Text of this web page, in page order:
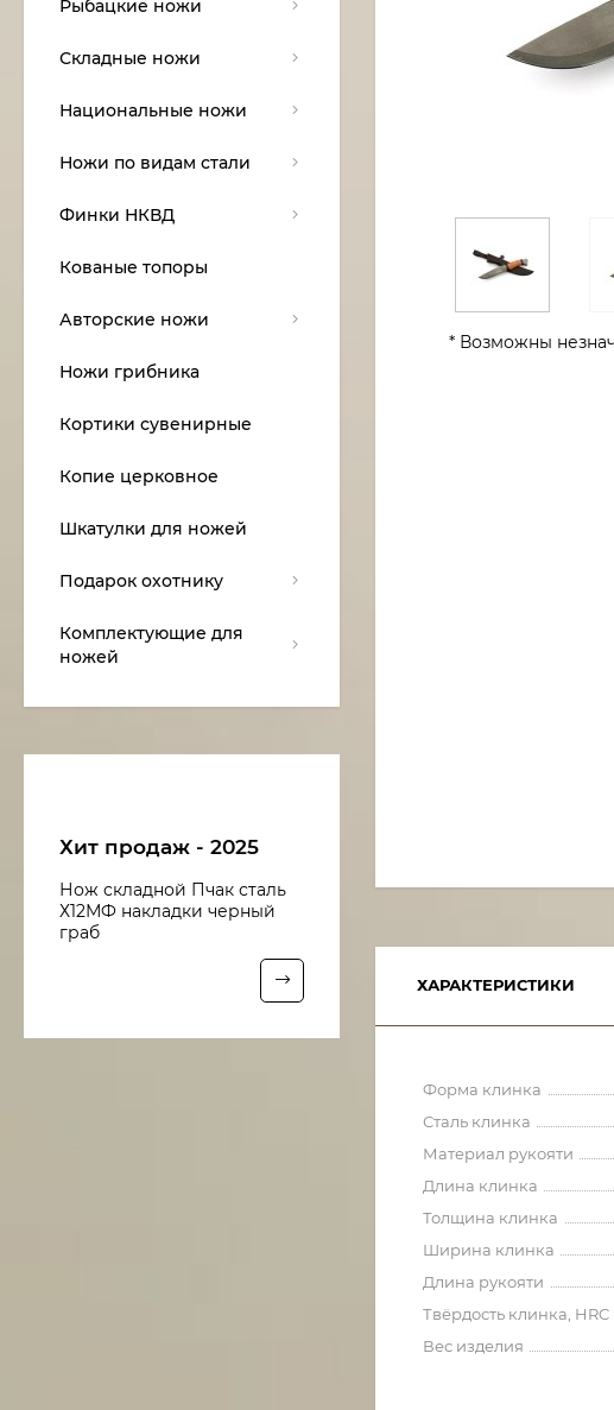
* Возможны
ХАРАКТЕРИСТИКИ
Форма клинка
Сталь клинка
Материал рукояти
Длина клинка
Толщина клинка
Ширина клинка
Длина рукояти
Твёрдость клинка, HRC
Вес изделия
Рыбацкие ножи
Складные ножи
Национальные ножи
Ножи по видам стали
Финки НКВД
Кованые топоры
Авторские ножи
Ножи грибника
Кортики сувенирные
Копие церковное
Шкатулки для ножей
Подарок охотнику
Комплектующие для
ножей
Хит продаж - 2025
Нож складной Пчак сталь
Х12МФ накладки черный
граб